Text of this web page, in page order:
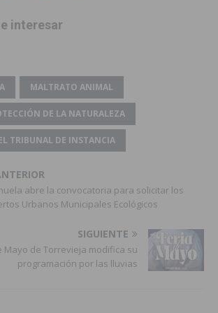
interesar
MALTRATO ANIMAL
DE LA NATURALEZA
TRIBUNAL DE INSTANCIA
abre la convocatoria para solicitar los
Urbanos Municipales Ecológicos
SIGUIENTE
Mayo de Torrevieja modifica su
programación por las lluvias